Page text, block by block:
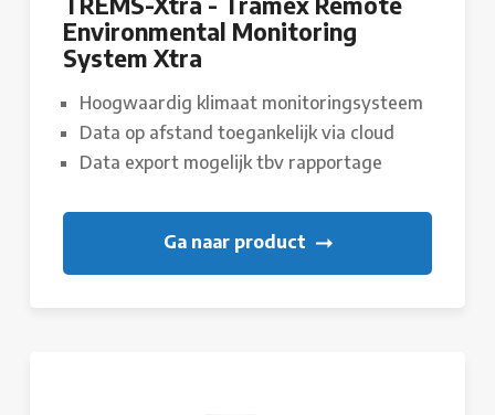
Environmental Monitoring
System Xtra
Hoogwaardig klimaat monitoringsysteem
Data op afstand toegankelijk via cloud
Data export mogelijk tbv rapportage
Ga naar product